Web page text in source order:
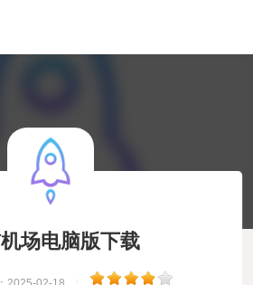
场电脑版下载